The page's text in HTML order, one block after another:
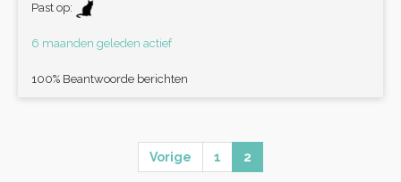
Past op:
6 maanden geleden actief
100% Beantwoorde berichten
Vorige 1 2